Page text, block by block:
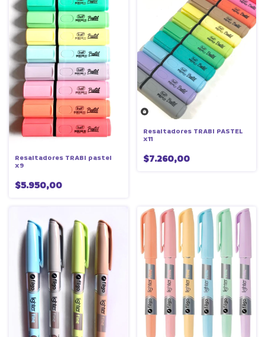
Resaltadores TRABI pastel
x9
$5.950,00
Resaltadores TRABI PASTEL
x11
$7.260,00